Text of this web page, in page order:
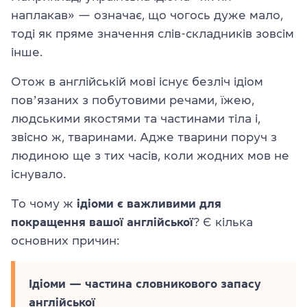
наплакав» — означає, що чогось дуже мало,
тоді як пряме значення слів-складників зовсім
інше.
Отож в англійській мові існує безліч ідіом
повʼязаних з побутовими речами, їжею,
людськими якостями та частинами тіла і,
звісно ж, тваринами. Адже тварини поруч з
людиною ще з тих часів, коли жодних мов не
існувало.
То чому ж ідіоми є важливими для
покращення вашої англійської? Є кілька
основних причин:
Ідіоми — частина словникового запасу
англійської